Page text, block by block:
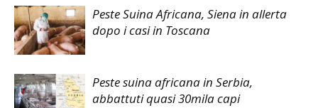
Peste Suina Africana, Siena in allerta
dopo i casi in Toscana
Peste suina africana in Serbia,
abbattuti quasi 30mila capi